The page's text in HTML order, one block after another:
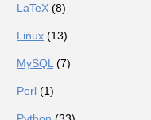
LaTeX (8)
Linux (13)
MySQL (7)
Perl (1)